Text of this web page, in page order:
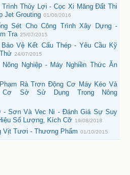
Trình Thủy Lợi - Cọc Xi Măng Đất Thi
Jet Grouting 01/06/2016
Sét Cho Công Trình Xây Dựng -
Tra 25/07/2015
Bảo Vệ Kết Cấu Thép - Yêu Cầu Kỹ
24/07/2015
Nông Nghiệp - Máy Nghiền Thức Ăn
Rà Trơn Động Cơ Máy Kéo Và
Sở Sử Dụng Trong Nông
- Sơn Và Vec Ni - Đánh Giá Sự Suy
Số Lượng, Kích Cỡ 19/08/2018
Vịt Tươi - Thương Phẩm 01/10/2015